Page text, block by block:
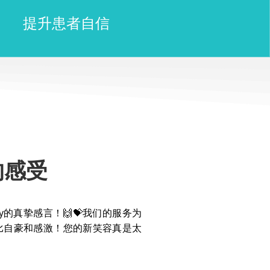
提升患者自信
受
真挚感言！🙌💝我们的服务为
豪和感激！您的新笑容真是太